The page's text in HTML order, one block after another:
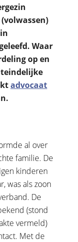
Waar
op en
advocaat
al over
familie. De
kinderen
was als zoon
De
(stond
vermeld)
Met de